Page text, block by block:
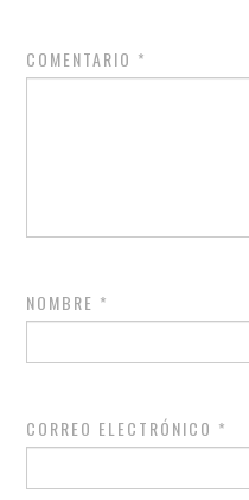
COMENTARIO *
NOMBRE *
CORREO ELECTRÓNICO *